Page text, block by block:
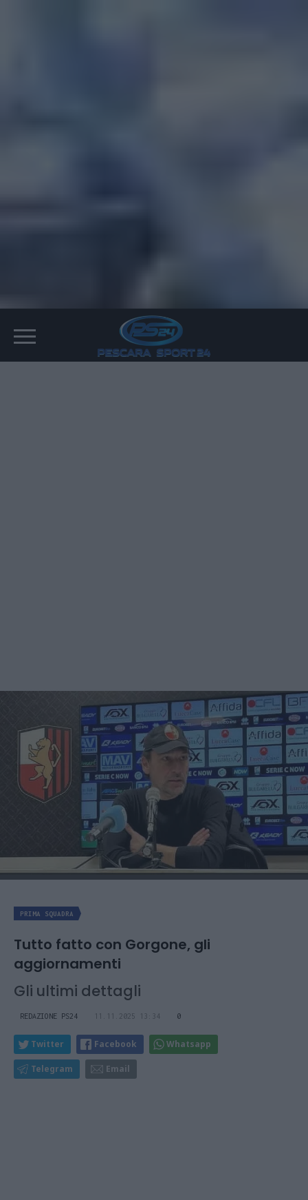
PRIMA SQUADRA
Tutto fatto con Gorgone, gli
aggiornamenti
Gli ultimi dettagli
REDAZIONE PS24 11.11.2025 13:34 0
Twitter Facebook Whatsapp
Telegram Email